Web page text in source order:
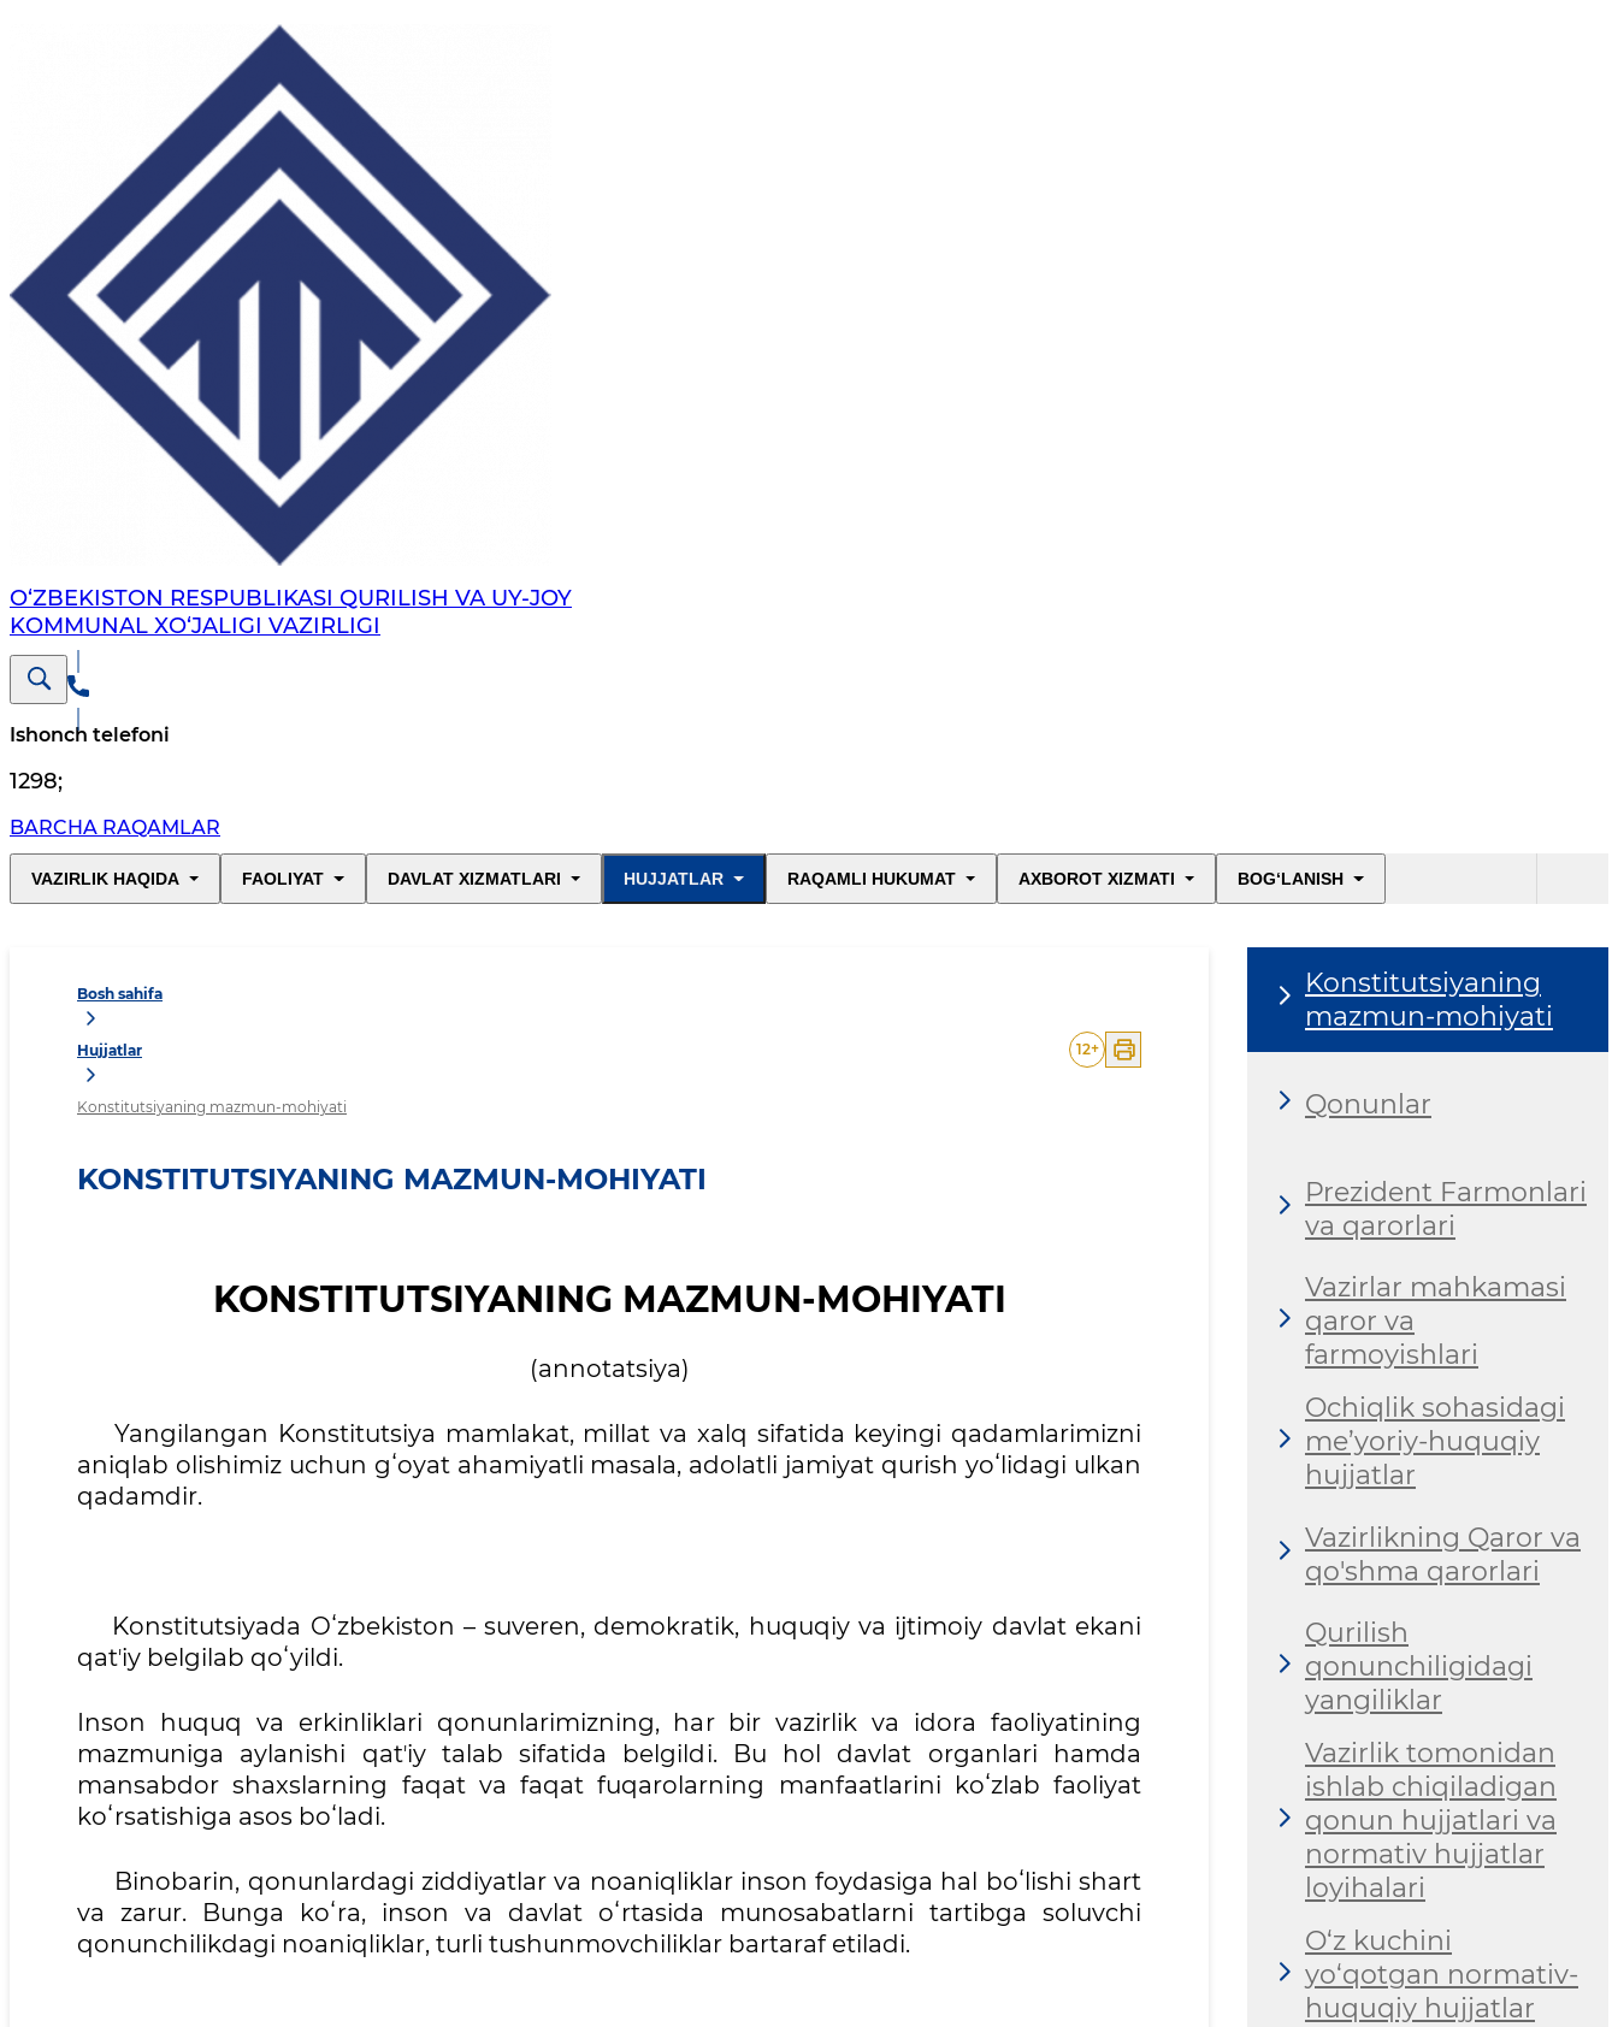
O‘ZBEKISTON RESPUBLIKASI QURILISH VA UY-JOY
KOMMUNAL XO‘JALIGI VAZIRLIGI
Ishonch telefoni
1298;
BARCHA RAQAMLAR
VAZIRLIK HAQIDA FAOLIYAT DAVLAT XIZMATLARI HUJJATLAR RAQAMLI HUKUMAT AXBOROT XIZMATI BOG‘LANISH
Bosh sahifa
Hujjatlar
Konstitutsiyaning mazmun-mohiyati
12+
KONSTITUTSIYANING MAZMUN-MOHIYATI
KONSTITUTSIYANING MAZMUN-MOHIYATI
(annotatsiya)
Yangilangan Konstitutsiya mamlakat, millat va xalq sifatida keyingi qadamlarimizni
aniqlab olishimiz uchun gʻoyat ahamiyatli masala, adolatli jamiyat qurish yoʻlidagi ulkan
qadamdir.
Konstitutsiyada Oʻzbekiston – suveren, demokratik, huquqiy va ijtimoiy davlat ekani
qatʼiy belgilab qoʻyildi.
Inson huquq va erkinliklari qonunlarimizning, har bir vazirlik va idora faoliyatining
mazmuniga aylanishi qatʼiy talab sifatida belgildi. Bu hol davlat organlari hamda
mansabdor shaxslarning faqat va faqat fuqarolarning manfaatlarini koʻzlab faoliyat
koʻrsatishiga asos boʻladi.
Binobarin, qonunlardagi ziddiyatlar va noaniqliklar inson foydasiga hal boʻlishi shart
va zarur. Bunga koʻra, inson va davlat oʻrtasida munosabatlarni tartibga soluvchi
qonunchilikdagi noaniqliklar, turli tushunmovchiliklar bartaraf etiladi.
Konstitutsiyaning
mazmun-mohiyati
Qonunlar
Prezident Farmonlari
va qarorlari
Vazirlar mahkamasi
qaror va
farmoyishlari
Ochiqlik sohasidagi
me’yoriy-huquqiy
hujjatlar
Vazirlikning Qaror va
qo'shma qarorlari
Qurilish
qonunchiligidagi
yangiliklar
Vazirlik tomonidan
ishlab chiqiladigan
qonun hujjatlari va
normativ hujjatlar
loyihalari
O‘z kuchini
yo‘qotgan normativ-
huquqiy hujjatlar